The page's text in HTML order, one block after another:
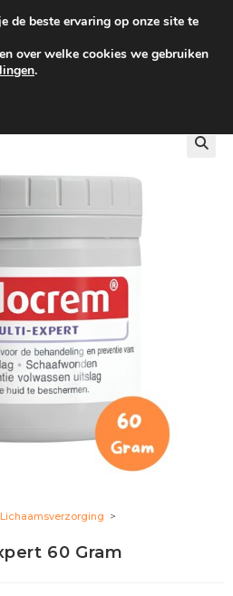
VANAF €100
Lichaamsverzorging >
60 Gram
de beste ervaring op onze site te
over welke cookies we gebruiken
.